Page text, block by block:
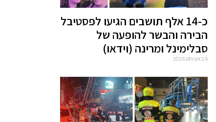
כ-14 אלף תושבים הגיעו לפסטיבל
הבירה והבשר להופעה של
סבלימינל ומרינה (וידאו)
6 באוגוסט 2026